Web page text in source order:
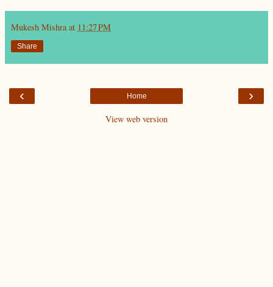
Mukesh Mishra at 11:27 PM
Share
‹ ›
Home
View web version